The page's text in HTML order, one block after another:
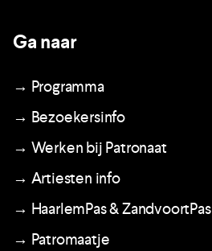
Ga naar
→ Programma
→ Bezoekersinfo
→ Werken bij Patronaat
→ Artiesten info
→ HaarlemPas & ZandvoortPas
→ Patromaatje